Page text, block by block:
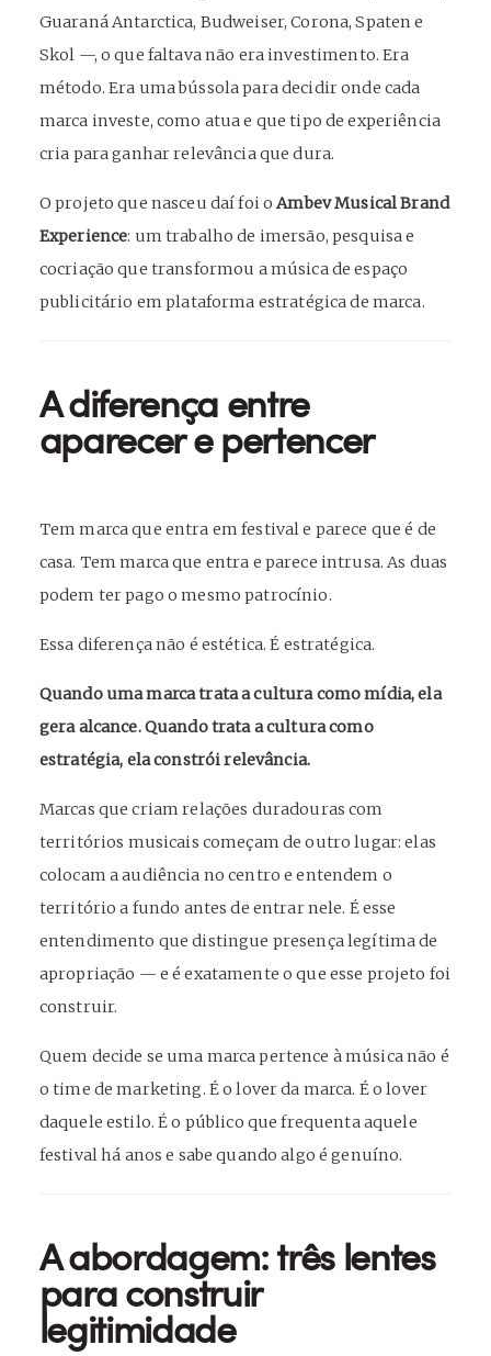
Guaraná Antarctica, Budweiser, Corona, Spaten e
Skol —, o que faltava não era investimento. Era
método. Era uma bússola para decidir onde cada
marca investe, como atua e que tipo de experiência
cria para ganhar relevância que dura.
O projeto que nasceu daí foi oAmbev Musical Brand
Experience: um trabalho de imersão, pesquisa e
cocriação que transformou a música de espaço
publicitário em plataforma estratégica de marca.
A diferença entre
aparecer e pertencer
Tem marca que entra em festival e parece que é de
casa. Tem marca que entra e parece intrusa. As duas
podem ter pago o mesmo patrocínio.
Essa diferença não é estética. É estratégica.
Quando uma marca trata a cultura como mídia, ela
gera alcance. Quando trata a cultura como
estratégia, ela constrói relevância.
Marcas que criam relações duradouras com
territórios musicais começam de outro lugar: elas
colocam a audiência no centro e entendem o
território a fundo antes de entrar nele. É esse
entendimento que distingue presença legítima de
apropriação — e é exatamente o que esse projeto foi
construir.
Quem decide se uma marca pertence à música não é
o time de marketing. É o lover da marca. É o lover
daquele estilo. É o público que frequenta aquele
festival há anos e sabe quando algo é genuíno.
A abordagem: três lentes
para construir
legitimidade